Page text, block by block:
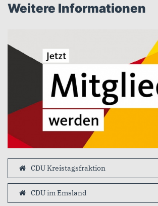
Weitere Informationen
CDU Kreistagsfraktion
CDU im Emsland